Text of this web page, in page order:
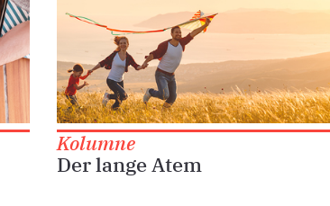
Kolumne
Der lange Atem